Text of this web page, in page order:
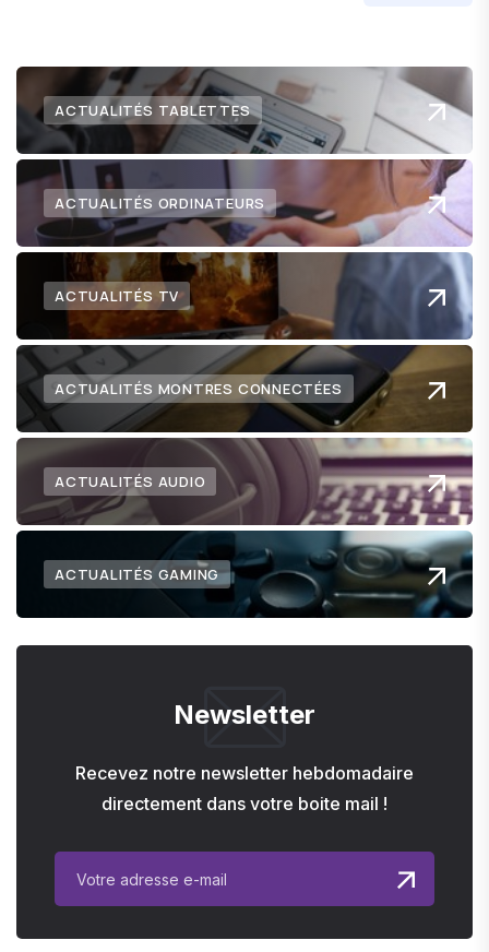
ACTUALITÉS TABLETTES
ACTUALITÉS ORDINATEURS
ACTUALITÉS TV
ACTUALITÉS MONTRES CONNECTÉES
ACTUALITÉS AUDIO
ACTUALITÉS GAMING
Newsletter
Recevez notre newsletter hebdomadaire
directement dans votre boite mail !